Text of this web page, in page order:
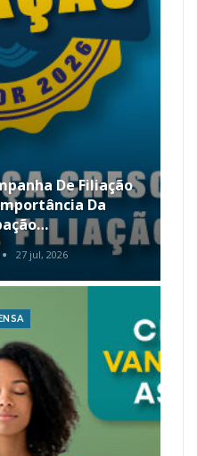
De Filiação
Da
27 jul, 2026